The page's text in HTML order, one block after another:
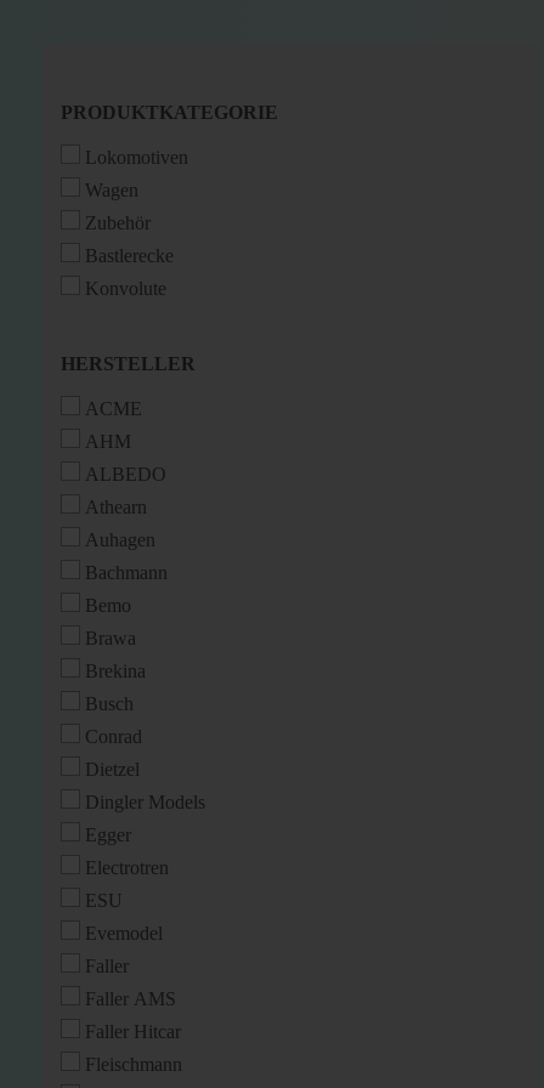
PRODUKTKATEGORIE
PRODUKTKATEGORIE
Lokomotiven
Wagen
Zubehör
Bastlerecke
Konvolute
HERSTELLER
HERSTELLER
ACME
AHM
ALBEDO
Athearn
Auhagen
Bachmann
Bemo
Brawa
Brekina
Busch
Conrad
Dietzel
Dingler Models
Egger
Electrotren
ESU
Evemodel
Faller
Faller AMS
Faller Hitcar
Fleischmann